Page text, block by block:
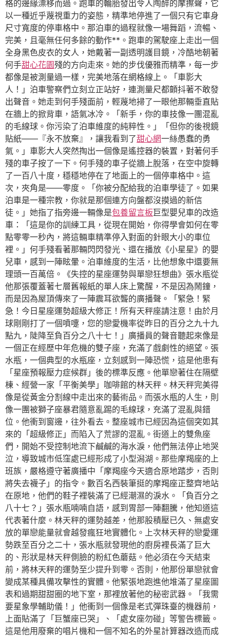
格的邊緣漂移而過。跑車的輪胎發出令人陶醉的摩擦聲，它
以一種近乎蔑視重力的姿態，精準地停進了一個只有它車身
尺寸寬度的停車格中。那泊車的過程就像一場舞蹈，流暢、
完美，且毫無任何多餘的動作**。跑車的駕駛座上走出一個
全身黑色皮衣的女人，她戴著一副透明護目鏡，冷酷地朝著
何手甜心花園殘的方向走來。她的步伐優雅而精準，每一步
都像是被測量過一樣，完美地落在網格線上。「車影大
人！」泊車警察們立刻立正站好，連測量尺都顫抖著不敢發
出聲音。她走到何手殘面前，輕蔑地掃了一眼他那輛垂直貼
在牆上的掀背車，語氣冰冷。「新手，你的車技像一團混亂
的毛線球。你污染了泊車維度的純粹性。」「但你的後視鏡
貼紙——『永不放棄』，讓我看到了甜心網一絲愚蠢的勇
氣。」車影大人突然掏出一個像是遙控器的裝置，對著何手
殘的車子按了一下。何手殘的車子從牆上脫落，在空中旋轉
了一百八十度，穩穩地停在了地面上的一個停車格中。這
次，夾角是——零度。「你被分配給我的泊車學徒了。如果
泊車是一種宗教，你就是那個連方向盤都沒摸過的新信
徒。」她指了指旁邊一輛像是包養留言板巨型嬰兒車的改造
車：「這是你的訓練工具，從現在開始，你得學會如何在零
點零零一秒內，將這輛車精準停入對面的針眼大小的車位
裡。」何手殘看著那輛閃閃發光、還在播放《小星星》的嬰
兒車，感到一陣眩暈。泊車維度的生活，比他想象中還要無
理頭一百萬倍。《失控的星座運勢與單戀狂想曲》張水瓶從
他那張覆蓋著七層舊報紙的單人床上驚醒，不是因為鬧鐘，
而是因為屋頂傳來了一陣震耳欲聾的廣播聲。「緊急！緊
急！今日星座運勢超級大修正！所有天秤座請注意！由於月
球剛剛打了一個噴嚏，您的戀愛機率從昨日的百分之九十九
點九，陡降至負百分之八十七！」廣播員的聲音聽起來像是
一個正在經歷中年危機的雙子座，充滿了戲劇性的絕望。張
水瓶，一個典型的水瓶座，立刻感到一陣恐慌，這是他患有
「星座預報壓力症候群」後的標準反應。他單戀著住在隔壁
棟、經營一家「平衡美學」咖啡館的林天秤。林天秤完美得
像是從黃金分割線中走出來的藝術品。而張水瓶的人生，則
像一團被獅子座暴君隨意亂踢的毛線球，充滿了混亂與錯
位。他衝到窗邊，往外看去。整座城市已經因為這個突如其
來的「超級修正」而陷入了荒謬的混亂。街道上的雙魚座
們，開始不受控制地流下鹹鹹的海水淚，他們無法停止地哭
泣，導致城市低窪處已經形成了小型潟湖。那些摩羯座的上
班族，嚴格遵守著廣播中「摩羯座今天適合原地踏步，否則
將失去襪子」的指令。數百名西裝筆挺的摩羯座正整齊地站
在原地，他們的鞋子裡裝滿了已經潮濕的淚水。「負百分之
八十七？」張水瓶喃喃自語，感到胃部一陣翻騰，他知道這
代表著什麼。林天秤的運勢越差，他那股積壓已久、無處安
放的單戀能量就會越發瘋狂地實體化。上次林天秤的戀愛運
勢跌至百分之二十，張水瓶就發現他的廚房裡長滿了巨大
的、形狀是林天秤側臉的粉紅色蘑菇。他必須在今天結束
前，將林天秤的運勢至少提升到零。否則，他那份單戀就會
變成某種具備攻擊性的實體。他緊張地跑進他堆滿了星座圖
表和過期甜甜圈的地下室，那裡放著他的秘密武器。「我需
要星象學輔助儀！」他衝到一個像是老式彈珠臺的機器前，
上面貼滿了「巨蟹座已哭」、「處女座勿碰」等警告標籤。
這是他用廢棄的唱片機和一個不知名的外星計算器改造而成